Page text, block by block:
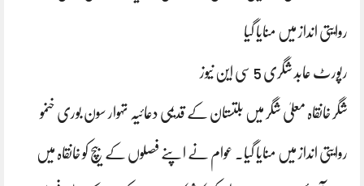
روایتی انداز میں منایا گیا
رپورٹ عابد شگری 5 سی این نیوز
شگر خانقاہ معلیٰ شگر میں بلتستان کے قدیمی دعائیہ تہوار سون بوری خنمو
روایتی انداز میں منایا گیا۔ عوام نے اپنے فصلوں کے بیچ کو خانقاہ میں